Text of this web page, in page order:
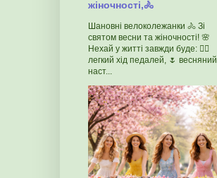
жіночності,🚴
Шановні велоколежанки 🚴 Зі
святом весни та жіночності! 🌸
Нехай у житті завжди буде: 🚴‍♀️
легкий хід педалей, 🌷 весняний
наст...